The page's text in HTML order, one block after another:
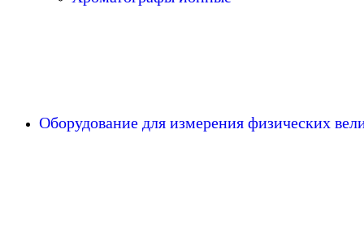
Оборудование для измерения физических